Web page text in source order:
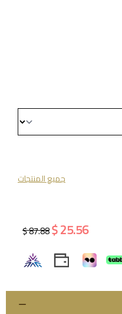
جميع المنتجات
25.56 $
87.88 $